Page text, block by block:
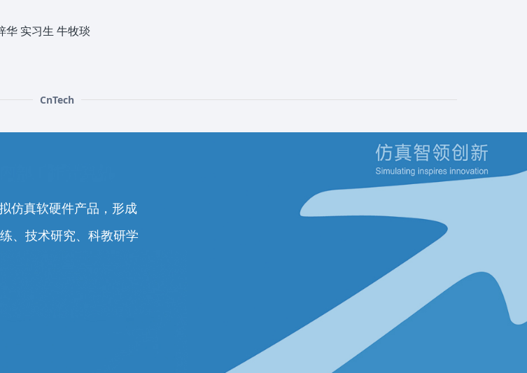
华 实习生 牛牧琰
CnTech
仿真软硬件产品，形成
、技术研究、科教研学